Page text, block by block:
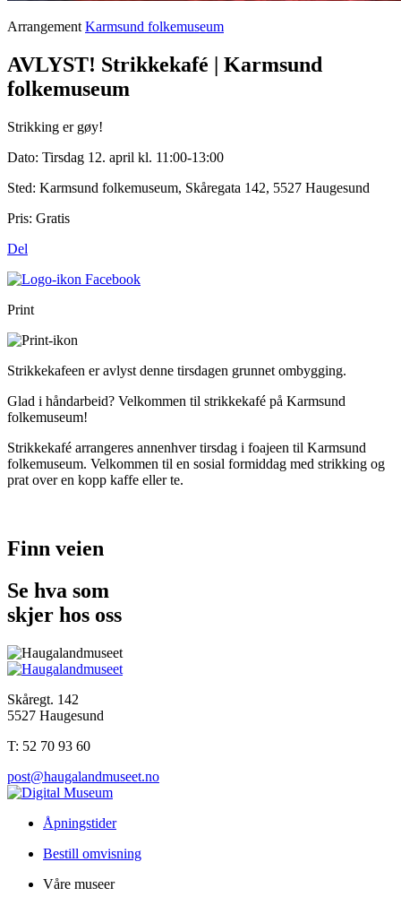
Arrangement Karmsund folkemuseum
AVLYST! Strikkekafé | Karmsund
folkemuseum
Strikking er gøy!
Dato: Tirsdag 12. april kl. 11:00-13:00
Sted: Karmsund folkemuseum, Skåregata 142, 5527 Haugesund
Pris: Gratis
Del
Print
Strikkekafeen er avlyst denne tirsdagen grunnet ombygging.
Glad i håndarbeid? Velkommen til strikkekafé på Karmsund
folkemuseum!
Strikkekafé arrangeres annenhver tirsdag i foajeen til Karmsund
folkemuseum. Velkommen til en sosial formiddag med strikking og
prat over en kopp kaffe eller te.
Finn veien
Se hva som
skjer hos oss
Skåregt. 142
5527 Haugesund
T: 52 70 93 60
post@haugalandmuseet.no
Åpningstider
Bestill omvisning
Våre museer